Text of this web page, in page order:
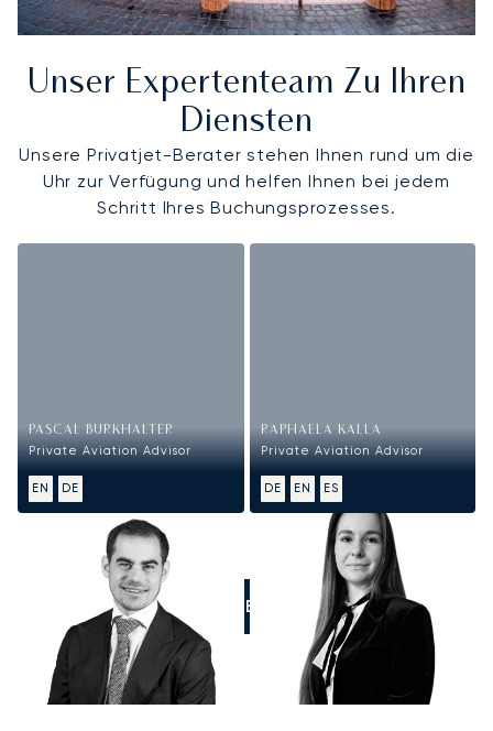
Unser Expertenteam Zu Ihren
Diensten
Unsere Privatjet-Berater stehen Ihnen rund um die
Uhr zur Verfügung und helfen Ihnen bei jedem
Schritt Ihres Buchungsprozesses.
PASCAL BURKHALTER
Private Aviation Advisor
EN DE
RAPHAELA KALLA
Private Aviation Advisor
DE EN ES
RUFEN SIE UNS AN